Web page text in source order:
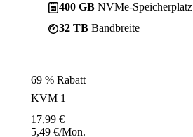
400 GB NVMe-Speicherplatz
32 TB Bandbreite
69 % Rabatt
KVM 1
17,99 €
5,49 €/Mon.